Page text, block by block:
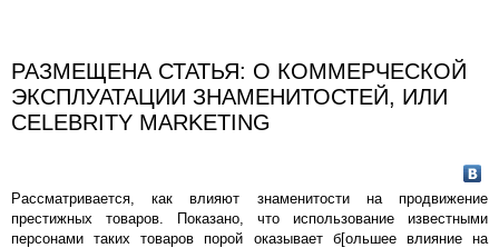
РАЗМЕЩЕНА СТАТЬЯ: О КОММЕРЧЕСКОЙ
ЭКСПЛУАТАЦИИ ЗНАМЕНИТОСТЕЙ, ИЛИ
CELEBRITY MARKETING
Рассматривается, как влияют знаменитости на продвижение
престижных товаров. Показано, что использование известными
персонами таких товаров порой оказывает б[ольшее влияние на